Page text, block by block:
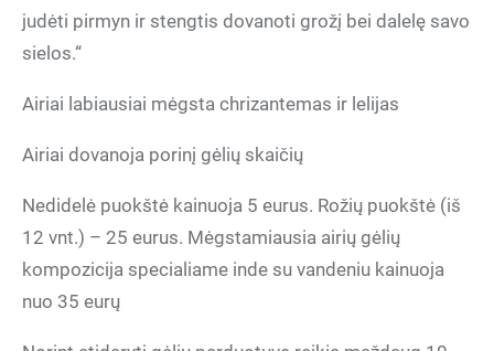
judėti pirmyn ir stengtis dovanoti grožį bei dalelę savo
sielos.“
Airiai labiausiai mėgsta chrizantemas ir lelijas
Airiai dovanoja porinį gėlių skaičių
Nedidelė puokštė kainuoja 5 eurus. Rožių puokštė (iš
12 vnt.) – 25 eurus. Mėgstamiausia airių gėlių
kompozicija specialiame inde su vandeniu kainuoja
nuo 35 eurų